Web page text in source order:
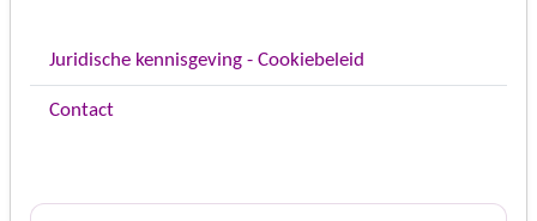
Juridische kennisgeving - Cookiebeleid
Contact